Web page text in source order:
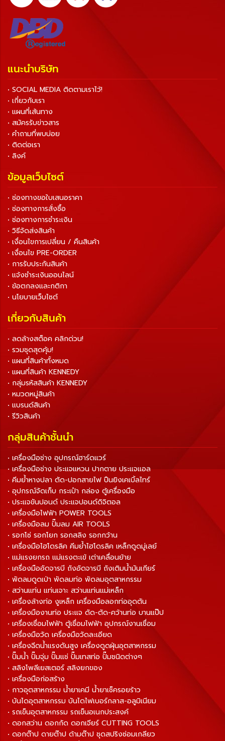
แนะนำบริษัท
• SOCIAL MEDIA ติดตามเราไว้!
• เกี่ยวกับเรา
• แผนที่เส้นทาง
• สมัครรับข่าวสาร
• คำถามที่พบบ่อย
• ติดต่อเรา
• ลิงค์
ข้อมูลเว็บไซต์
• ช่องทางขอใบเสนอราคา
• ช่องทางการสั่งซื้อ
• ช่องทางการชำระเงิน
• วิธีจัดส่งสินค้า
• เงื่อนไขการเปลี่ยน / คืนสินค้า
• เงื่อนไข PRE-ORDER
• การรับประกันสินค้า
• แจ้งชำระเงินออนไลน์
• ข้อตกลงและกติกา
• นโยบายเว็บไซต์
เกี่ยวกับสินค้า
• ลดล้างสต็อค คลิกด่วน!
• รวมชุดสุดคุ้ม!
• แผนที่สินค้าทั้งหมด
• แผนที่สินค้า KENNEDY
• กลุ่มรหัสสินค้า KENNEDY
• หมวดหมู่สินค้า
• แบรนด์สินค้า
• รีวิวสินค้า
กลุ่มสินค้าชั้นนำ
• เครื่องมือช่าง อุปกรณ์ฮาร์ดแวร์
• เครื่องมือช่าง ประแจแหวน ปากตาย ประแจแอล
• คีมย้ำหางปลา ตัด-ปอกสายไฟ ปืนยิงเคเบิ้ลไทร์
• อุปกรณ์จัดเก็บ กระเป๋า กล่อง ตู้เครื่องมือ
• ประแจขันปอนด์ ประแจปอนด์ดิจิตอล
• เครื่องมือไฟฟ้า POWER TOOLS
• เครื่องมือลม ปั๊มลม AIR TOOLS
• รอกโซ่ รอกโยก รอกสลิง รอกกว้าน
• เครื่องมือไฮโดรลิค คีมย้ำไฮโดรลิค เหล็กดูดมู่เลย์
• แม่แรงยกรถ แม่แรงตะเข้ เต่าเคลื่อนย้าย
• เครื่องมืออัดจารบี ถังอัดจารบี ถังเติมน้ำมันเกียร์
• พัดลมดูดเป่า พัดลมท่อ พัดลมอุตสาหกรรม
• สว่านแท่น แท่นเจาะ สว่านแท่นแม่เหล็ก
• เครื่องล้างท่อ งูเหล็ก เครื่องมือลอกท่ออุดตัน
• เครื่องมืองานท่อ ประแจ ดัด-ตัด-คว้านท่อ บานแป๊ป
• เครื่องเชื่อมไฟฟ้า ตู้เชื่อมไฟฟ้า อุปกรณ์งานเชื่อม
• เครื่องมือวัด เครื่องมือวัดละเอียด
• เครื่องฉีดน้ำแรงดันสูง เครื่องดูดฝุ่นอุตสาหกรรม
• ปั๊มน้ำ ปั๊มจุ่ม ปั๊มแช่ ปั๊มเทสท่อ ปั๊มชนิดต่างๆ
• สลิงโพลีเยสเตอร์ สลิงยกของ
• เครื่องมือก่อสร้าง
• กาวอุตสาหกรรม น้ำยาเคมี น้ำยาเช็ครอยร้าว
• บันไดอุตสาหกรรม บันไดไฟเบอร์กลาส-อลูมิเนียม
• รถเข็นอุตสาหกรรม รถเข็นอเนกประสงค์
• ดอกสว่าน ดอกกัด ดอกเจียร์ CUTTING TOOLS
• ดอกต๊าป ดายต๊าป ด้ามต๊าป ชุดสปริงซ่อมเกลียว